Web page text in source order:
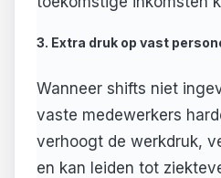
3. Extra druk op vast
Wanneer shifts niet
vaste medewerkers
verhoogt de werkdruk,
en kan leiden tot